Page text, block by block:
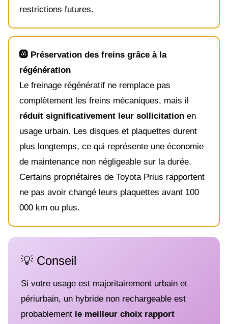
restrictions futures.
🛞 Préservation des freins grâce à la
régénération
Le freinage régénératif ne remplace pas
complètement les freins mécaniques, mais il
réduit significativement leur sollicitation en
usage urbain. Les disques et plaquettes durent
plus longtemps, ce qui représente une économie
de maintenance non négligeable sur la durée.
Certains propriétaires de Toyota Prius rapportent
ne pas avoir changé leurs plaquettes avant 100
000 km ou plus.
💡 Conseil
Si votre usage est majoritairement urbain et
périurbain, un hybride non rechargeable est
probablement le meilleur choix rapport